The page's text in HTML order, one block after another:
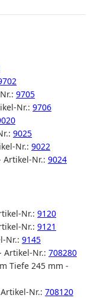
9705
Nr.: 9706
9025
Nr.: 9022
Artikel-Nr.: 9024
Nr.: 9120
Nr.: 9121
Nr.: 9145
Artikel-Nr.: 708280
Tiefe 245 mm -
Nr.: 708120